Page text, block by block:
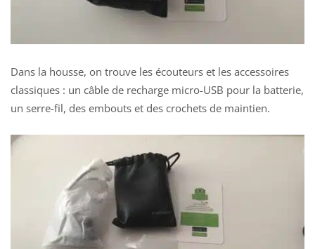
Dans la housse, on trouve les écouteurs et les accessoires
classiques : un câble de recharge micro-USB pour la batterie,
un serre-fil, des embouts et des crochets de maintien.